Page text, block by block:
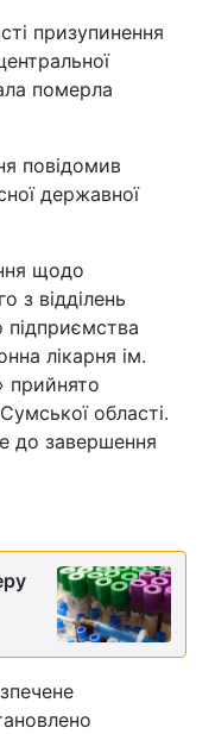
призупинення
померла
повідомив
державної
щодо
з відділень
підприємства
лікарня ім.
прийнято
області.
до завершення